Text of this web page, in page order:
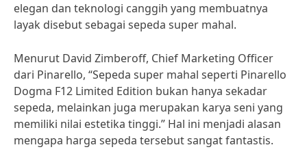
elegan dan teknologi canggih yang membuatnya
layak disebut sebagai sepeda super mahal.
Menurut David Zimberoff, Chief Marketing Officer
dari Pinarello, “Sepeda super mahal seperti Pinarello
Dogma F12 Limited Edition bukan hanya sekadar
sepeda, melainkan juga merupakan karya seni yang
memiliki nilai estetika tinggi.” Hal ini menjadi alasan
mengapa harga sepeda tersebut sangat fantastis.